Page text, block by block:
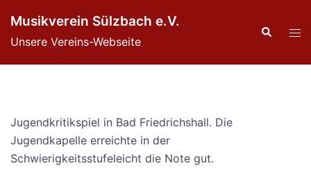
Inhalt
springen
Musikverein Sülzbach e.V.
Unsere Vereins-Webseite
Suche
Jugendkritikspiel in Bad Friedrichshall. Die
Jugendkapelle erreichte in der
Schwierigkeitsstufeleicht die Note gut.